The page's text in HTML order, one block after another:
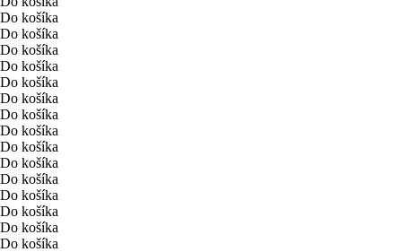
Do košíka
Do košíka
Do košíka
Do košíka
Do košíka
Do košíka
Do košíka
Do košíka
Do košíka
Do košíka
Do košíka
Do košíka
Do košíka
Do košíka
Do košíka